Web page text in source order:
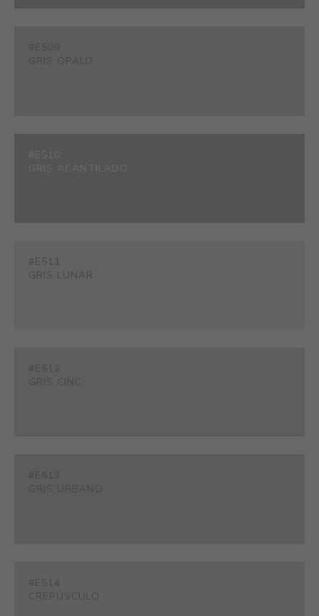
#E509
GRIS ÓPALO
#E511
GRIS LUNAR
#E512
GRIS CINC
#E514
CREPÚSCULO